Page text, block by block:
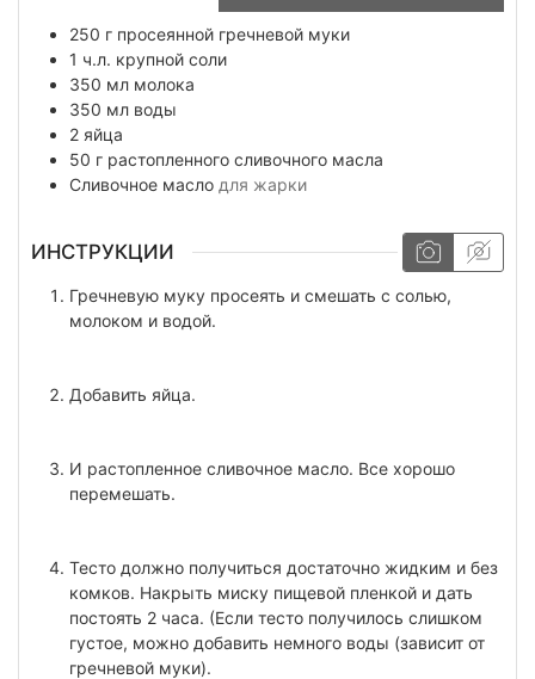
250 г просеянной гречневой муки
1 ч.л. крупной соли
350 мл молока
350 мл воды
2 яйца
50 г растопленного сливочного масла
Сливочное масло для жарки
ИНСТРУКЦИИ
Гречневую муку просеять и смешать с солью,
молоком и водой.
Добавить яйца.
И растопленное сливочное масло. Все хорошо
перемешать.
Тесто должно получиться достаточно жидким и без
комков. Накрыть миску пищевой пленкой и дать
постоять 2 часа. (Если тесто получилось слишком
густое, можно добавить немного воды (зависит от
гречневой муки).